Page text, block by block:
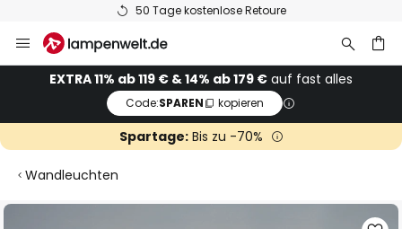
50 Tage kostenlose Retoure
Inhalt
springenEXTRA 11% ab 119 € & 14% ab 179 € auf fast alles
Code:SPAREN kopieren
Spartage:Bis zu -70%
Wandleuchten
Zum